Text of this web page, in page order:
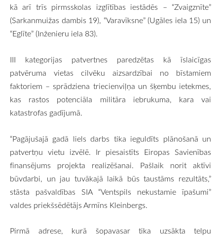
kā arī trīs pirmsskolas izglītības iestādēs – “Zvaigznīte”
(Sarkanmuižas dambis 19), “Varavīksne” (Ugāles iela 15) un
“Eglīte” (Inženieru iela 83).
III kategorijas patvertnes paredzētas kā īslaicīgas
patvēruma vietas cilvēku aizsardzībai no bīstamiem
faktoriem – sprādziena triecienviļņa un šķembu ietekmes,
kas rastos potenciāla militāra iebrukuma, kara vai
katastrofas gadījumā.
“Pagājušajā gadā liels darbs tika ieguldīts plānošanā un
patvertņu vietu izvēlē. Ir piesaistīts Eiropas Savienības
finansējums projekta realizēšanai. Pašlaik norit aktīvi
būvdarbi, un jau tuvākajā laikā būs taustāms rezultāts,”
stāsta pašvaldības SIA “Ventspils nekustamie īpašumi”
valdes priekšsēdētājs Armīns Kleinbergs.
Pirmā adrese, kurā šopavasar tika uzsākta telpu